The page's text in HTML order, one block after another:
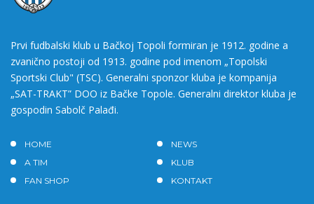
Prvi fudbalski klub u Bačkoj Topoli formiran je 1912. godine a
zvanično postoji od 1913. godine pod imenom „Topolski
Sportski Club" (TSC). Generalni sponzor kluba je kompanija
„SAT-TRAKT” DOO iz Bačke Topole. Generalni direktor kluba je
gospodin Sabolč Palađi.
HOME
NEWS
A TIM
KLUB
FAN SHOP
KONTAKT